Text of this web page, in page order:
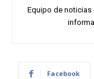
Equipo de noticias
Facebook